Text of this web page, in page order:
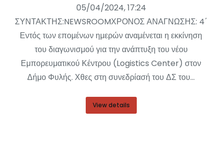
05/04/2024, 17:24
ΣΥΝΤΑΚΤΗΣ:NEWSROOMΧΡΟΝΟΣ ΑΝΑΓΝΩΣΗΣ: 4΄
Εντός των επομένων ημερών αναμένεται η εκκίνηση
του διαγωνισμού για την ανάπτυξη του νέου
Εμπορευματικού Κέντρου (Logistics Center) στον
Δήμο Φυλής. Χθες στη συνεδρίασή του ΔΣ του…
View details